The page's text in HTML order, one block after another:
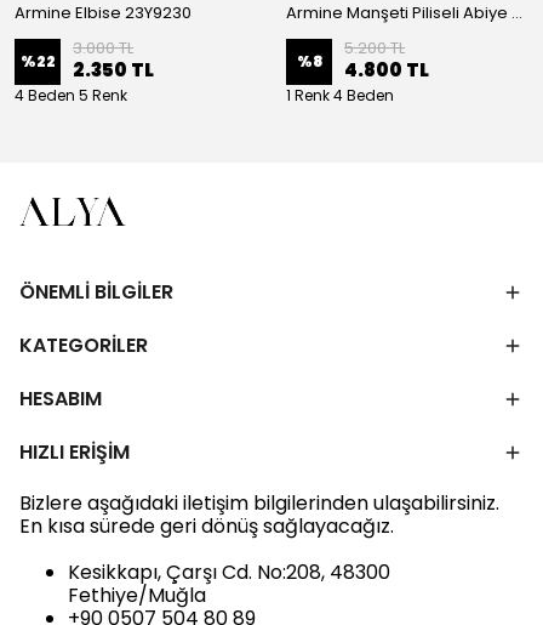
Armine Elbise 23Y9230
%22
3.000 TL
2.350 TL
4 Beden 5 Renk
Armine Manşeti Piliseli Abiye Elbise 23Y9617
%8
5.200 TL
4.800 TL
1 Renk 4 Beden
ÖNEMLİ BİLGİLER
KATEGORİLER
HESABIM
HIZLI ERİŞİM
Bizlere aşağıdaki iletişim bilgilerinden ulaşabilirsiniz.
En kısa sürede geri dönüş sağlayacağız.
Kesikkapı, Çarşı Cd. No:208, 48300
Fethiye/Muğla
+90 0507 504 80 89